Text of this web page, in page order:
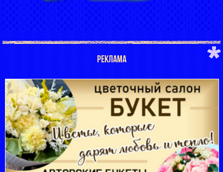
РЕКЛАМА